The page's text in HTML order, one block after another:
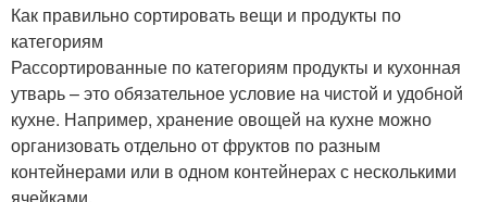
Как правильно сортировать вещи и продукты по
категориям
Рассортированные по категориям продукты и кухонная
утварь – это обязательное условие на чистой и удобной
кухне. Например, хранение овощей на кухне можно
организовать отдельно от фруктов по разным
контейнерами или в одном контейнерах с несколькими
ячейками.